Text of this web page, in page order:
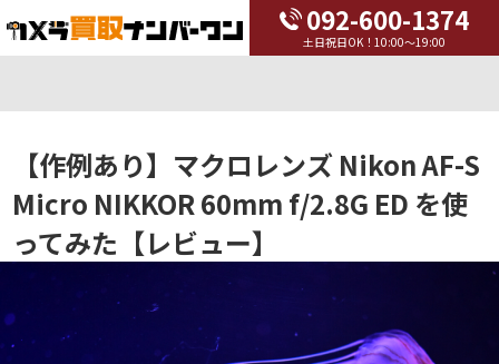
092-600-1374
土日祝日OK！10:00～19:00
【作例あり】マクロレンズ Nikon AF-S
Micro NIKKOR 60mm f/2.8G ED を使
ってみた【レビュー】